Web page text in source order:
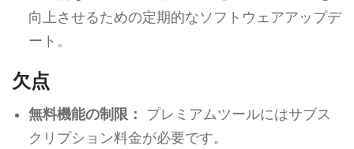
向上させるための定期的なソフトウェアアップデ
ート。
欠点
無料機能の制限：
プレミアムツールにはサブス
クリプション料金が必要です。